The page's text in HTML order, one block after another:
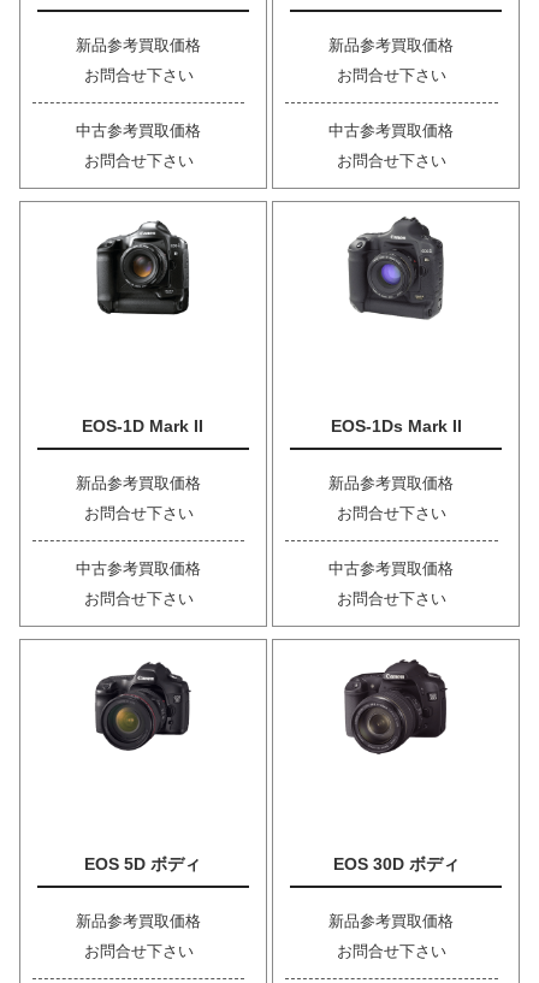
新品参考買取価格
お問合せ下さい
中古参考買取価格
お問合せ下さい
新品参考買取価格
お問合せ下さい
中古参考買取価格
お問合せ下さい
EOS-1D Mark II
新品参考買取価格
お問合せ下さい
中古参考買取価格
お問合せ下さい
EOS-1Ds Mark II
新品参考買取価格
お問合せ下さい
中古参考買取価格
お問合せ下さい
EOS 5D ボディ
新品参考買取価格
お問合せ下さい
EOS 30D ボディ
新品参考買取価格
お問合せ下さい